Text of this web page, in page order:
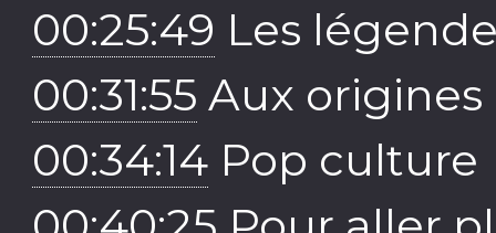
00:25:49 Les
00:31:55 Aux origines
00:34:14 Pop culture